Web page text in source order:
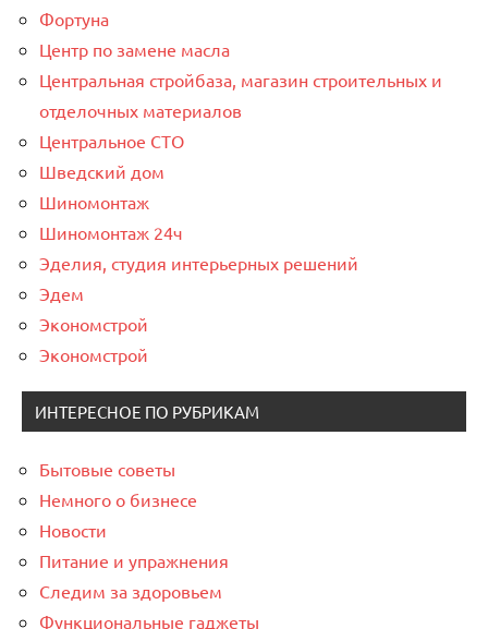
Фортуна
Центр по замене масла
Центральная стройбаза, магазин строительных и
отделочных материалов
Центральное СТО
Шведский дом
Шиномонтаж
Шиномонтаж 24ч
Эделия, студия интерьерных решений
Эдем
Экономстрой
Экономстрой
ИНТЕРЕСНОЕ ПО РУБРИКАМ
Бытовые советы
Немного о бизнесе
Новости
Питание и упражнения
Следим за здоровьем
Функциональные гаджеты